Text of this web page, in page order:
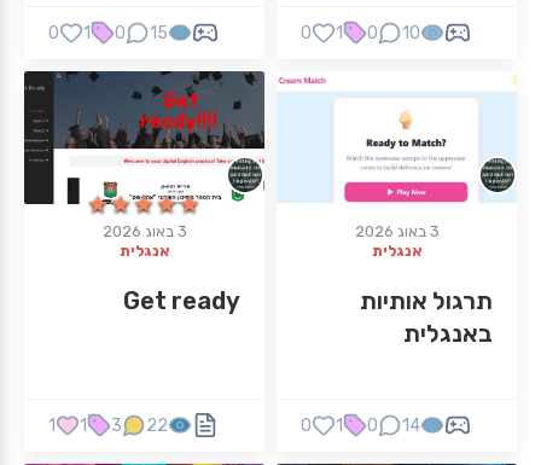
10
0
1
0
15
0
1
0
3 באוג 2026
אנגלית
תרגול אותיות
באנגלית
14
0
1
0
★★★★★
★★★★★
3 באוג 2026
אנגלית
Get ready
22
3
1
1